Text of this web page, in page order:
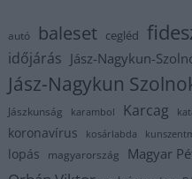
autó baleset cegléd
időjárás Jász-Nagykun-
Jász-Nagykun
Jászkunság karambol Karcag
koronavírus kosárlabda
lopás magyarország Magyar